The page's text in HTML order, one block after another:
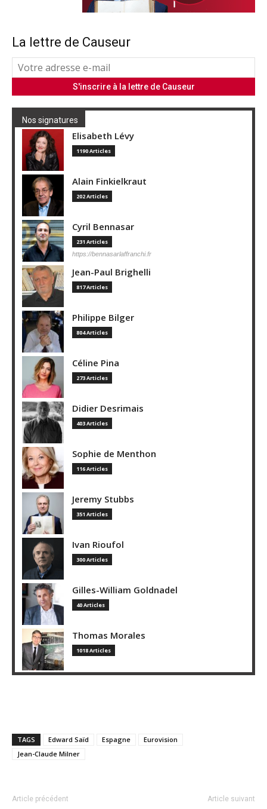
La lettre de Causeur
Nos signatures
Elisabeth Lévy
1190 Articles
Alain Finkielkraut
202 Articles
Cyril Bennasar
231 Articles
https://bennasarlaffranchi.fr
Jean-Paul Brighelli
817 Articles
Philippe Bilger
804 Articles
Céline Pina
273 Articles
Didier Desrimais
403 Articles
Sophie de Menthon
116 Articles
Jeremy Stubbs
351 Articles
Ivan Rioufol
300 Articles
Gilles-William Goldnadel
40 Articles
Thomas Morales
1018 Articles
TAGS Edward Saïd Espagne
Eurovision
Jean-Claude Milner
Article précédent Article suivant